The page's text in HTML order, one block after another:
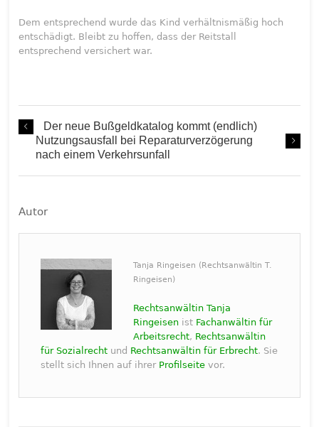
Dem entsprechend wurde das Kind verhältnismäßig hoch
entschädigt. Bleibt zu hoffen, dass der Reitstall
entsprechend versichert war.
Der neue Bußgeldkatalog kommt (endlich)
Nutzungsausfall bei Reparaturverzögerung
nach einem Verkehrsunfall
Autor
Tanja Ringeisen (Rechtsanwältin T.
Ringeisen)
Rechtsanwältin Tanja
Ringeisen ist Fachanwältin für
Arbeitsrecht, Rechtsanwältin
für Sozialrecht und Rechtsanwältin für Erbrecht. Sie
stellt sich Ihnen auf ihrer Profilseite vor.